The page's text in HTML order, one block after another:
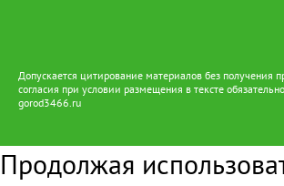
Допускается цитирование материалов без получения
согласия при условии размещения в тексте
gorod3466.ru
Продолжая